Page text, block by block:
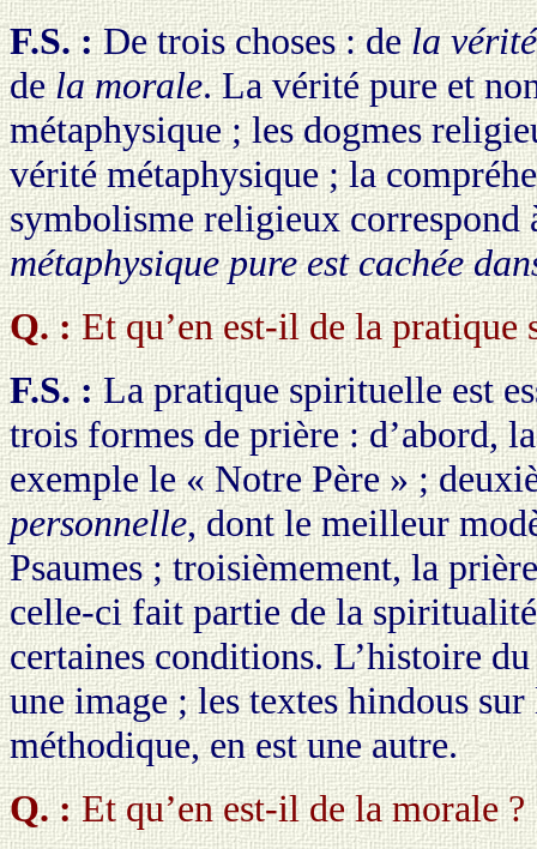
F.S. :De trois choses : dela vérité
dela morale. La vérité pure et
métaphysique ; les dogmes
vérité métaphysique ; la
symbolisme religieux correspond
métaphysique pure est cachée
Q. :Et qu’en est-il de la pratique
F.S. :La pratique spirituelle est
trois formes de prière : d’abord,
exemple le « Notre Père » ;
personnelle, dont le meilleur
Psaumes ; troisièmement, la
celle-ci fait partie de la
certaines conditions. L’histoire
une image ; les textes hindous
méthodique, en est une autre.
Q. :Et qu’en est-il de la morale ?